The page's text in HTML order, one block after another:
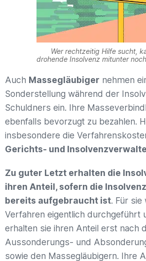
Wer rechtzeitig Hilfe sucht,
drohende Insolvenz mitunter
Auch Massegläubiger nehmen
Sonderstellung während der
Schuldners ein. Ihre
ebenfalls bevorzugt zu bezahlen.
insbesondere die
Gerichts- und
Zu guter Letzt erhalten die
ihren Anteil, sofern die
bereits aufgebraucht ist. Für sie
Verfahren eigentlich durchgeführt
erhalten sie ihren Anteil erst nach
Aussonderungs- und
sowie den Massegläubigern. Ihre